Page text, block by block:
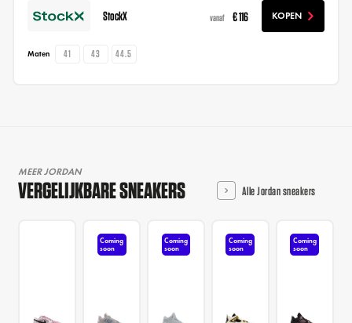
StockX vanaf € 116 KOPEN
Maten 41 43 44.5
MEER JORDAN
VERGELIJKBARE SNEAKERS Alle Jordan sneakers
Coming
soon
Coming
soon
Coming
soon
Coming
soon